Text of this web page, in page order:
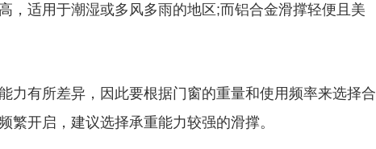
，适用于潮湿或多风多雨的地区;而铝合金滑撑轻便且美
有所差异，因此要根据门窗的重量和使用频率来选择合
繁开启，建议选择承重能力较强的滑撑。